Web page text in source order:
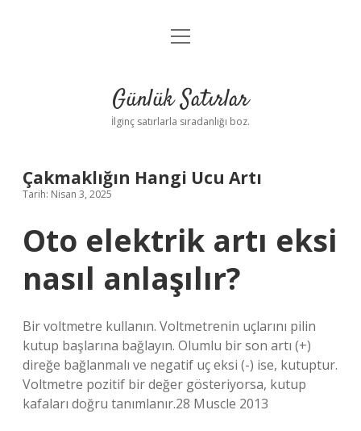
Anasayfa
Yasal Uyarı
menüyü
Günlük Satırlar
İlginç satırlarla sıradanlığı boz.
Çakmaklığın Hangi Ucu Artı
Tarih: Nisan 3, 2025
Oto elektrik artı eksi
nasıl anlaşılır?
Bir voltmetre kullanın. Voltmetrenin uçlarını pilin
kutup başlarına bağlayın. Olumlu bir son artı (+)
direğe bağlanmalı ve negatif uç eksi (-) ise, kutuptur.
Voltmetre pozitif bir değer gösteriyorsa, kutup
kafaları doğru tanımlanır.28 Muscle 2013